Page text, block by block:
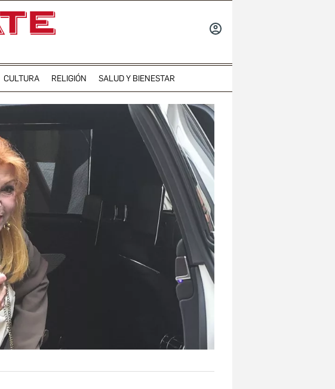
CULTURA RELIGIÓN SALUD Y BIENESTAR